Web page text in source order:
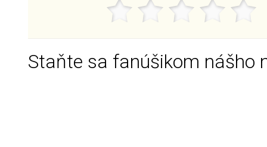
Staňte sa fanúšikom nášho